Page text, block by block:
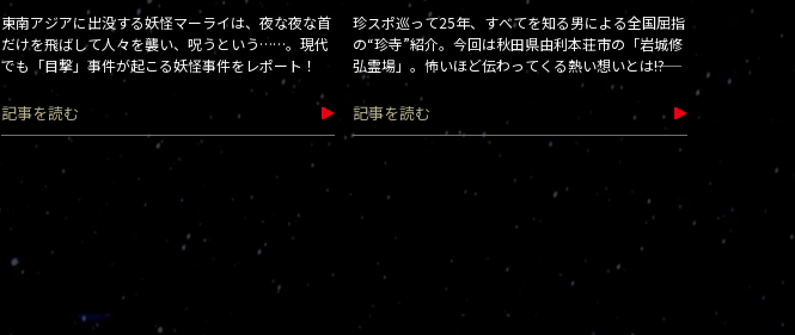
東南アジアに出没する妖怪マーライは、夜な夜な首
だけを飛ばして人々を襲い、呪うという……。現代
でも「目撃」事件が起こる妖怪事件をレポート！
記事を読む
珍スポ巡って25年、すべてを知る男による全国屈指
の“珍寺”紹介。今回は秋田県由利本荘市の「岩城修
弘霊場」。怖いほど伝わってくる熱い想いとは――!?
記事を読む